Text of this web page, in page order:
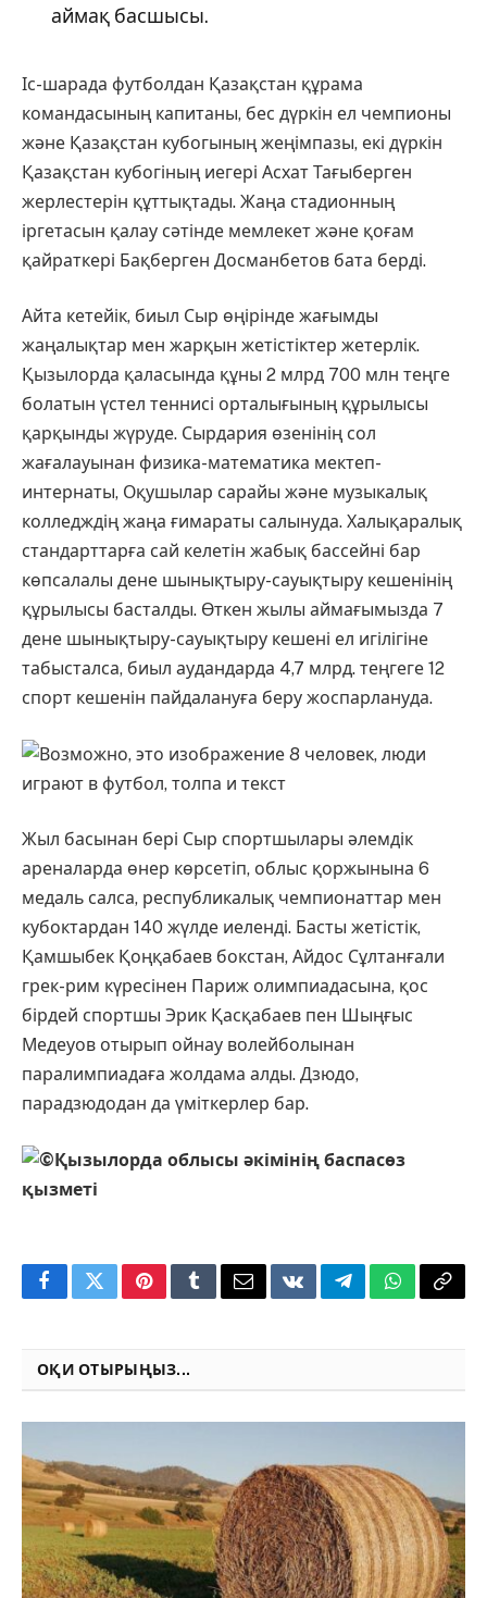
аймақ басшысы.
Іс-шарада футболдан Қазақстан құрама
командасының капитаны, бес дүркін ел чемпионы
және Қазақстан кубогының жеңімпазы, екі дүркін
Қазақстан кубогіның иегері Асхат Тағыберген
жерлестерін құттықтады. Жаңа стадионның
іргетасын қалау сәтінде мемлекет және қоғам
қайраткері Бақберген Досманбетов бата берді.
Айта кетейік, биыл Сыр өңірінде жағымды
жаңалықтар мен жарқын жетістіктер жетерлік.
Қызылорда қаласында құны 2 млрд 700 млн теңге
болатын үстел теннисі орталығының құрылысы
қарқынды жүруде. Сырдария өзенінің сол
жағалауынан физика-математика мектеп-
интернаты, Оқушылар сарайы және музыкалық
колледждің жаңа ғимараты салынуда. Халықаралық
стандарттарға сай келетін жабық бассейні бар
көпсалалы дене шынықтыру-сауықтыру кешенінің
құрылысы басталды. Өткен жылы аймағымызда 7
дене шынықтыру-сауықтыру кешені ел игілігіне
табысталса, биыл аудандарда 4,7 млрд. теңгеге 12
спорт кешенін пайдалануға беру жоспарлануда.
Жыл басынан бері Сыр спортшылары әлемдік
ареналарда өнер көрсетіп, облыс қоржынына 6
медаль салса, республикалық чемпионаттар мен
кубоктардан 140 жүлде иеленді. Басты жетістік,
Қамшыбек Қоңқабаев бокстан, Айдос Сұлтанғали
грек-рим күресінен Париж олимпиадасына, қос
бірдей спортшы Эрик Қасқабаев пен Шыңғыс
Медеуов отырып ойнау волейболынан
паралимпиадаға жолдама алды. Дзюдо,
парадзюдодан да үміткерлер бар.
Қызылорда облысы әкімінің баспасөз
қызметі
FacebookTwitterPinterestTumblrEmailVKontakteTelegramWhatsApp
Copy
ОҚИ ОТЫРЫҢЫЗ...